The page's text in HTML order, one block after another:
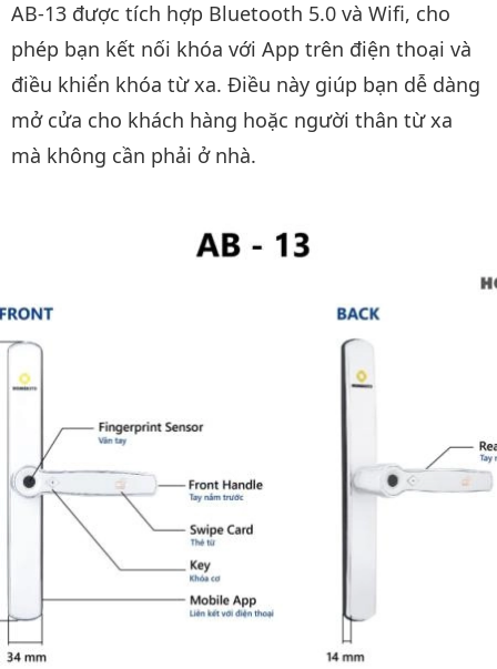
AB-13 được tích hợp Bluetooth 5.0 và Wifi, cho
phép bạn kết nối khóa với App trên điện thoại và
điều khiển khóa từ xa. Điều này giúp bạn dễ dàng
mở cửa cho khách hàng hoặc người thân từ xa
mà không cần phải ở nhà.